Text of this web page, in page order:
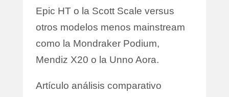
Epic HT o la Scott Scale versus
otros modelos menos mainstream
como la Mondraker Podium,
Mendiz X20 o la Unno Aora.
Artículo análisis comparativo